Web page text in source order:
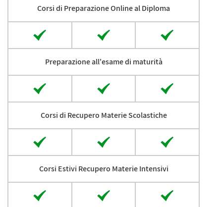
Corsi di Preparazione Online al Diploma
Preparazione all'esame di maturità
Corsi di Recupero Materie Scolastiche
Corsi Estivi Recupero Materie Intensivi